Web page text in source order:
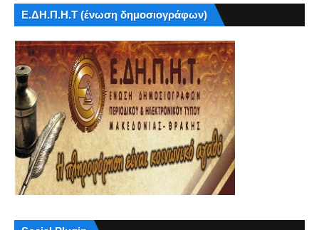
Ε.ΔΗ.Π.Η.Τ (ένωση δημοσιογράφων)